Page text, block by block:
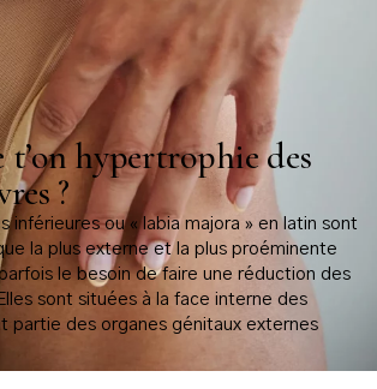
t’on hypertrophie des
?
inférieures ou « labia majora » en latin sont
la plus externe et la plus proéminente
le besoin de faire une réduction des
sont situées à la face interne des
partie des organes génitaux externes